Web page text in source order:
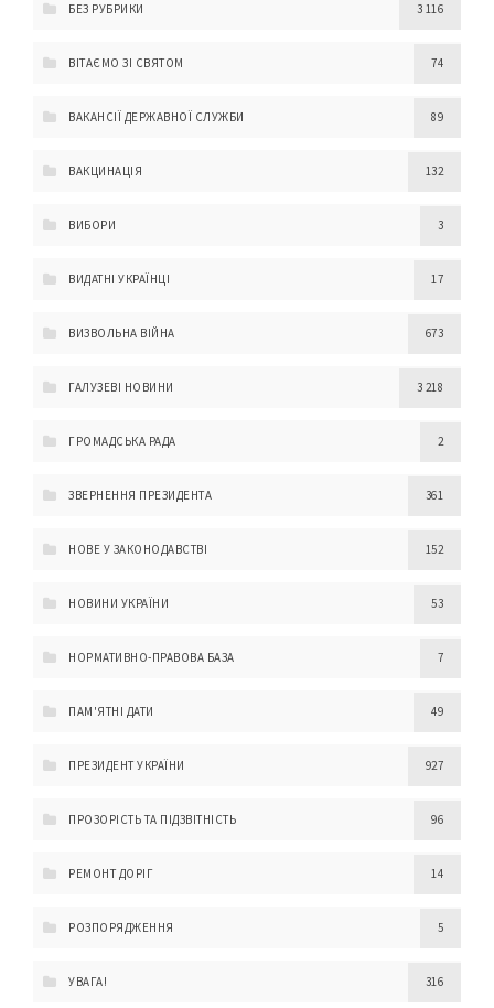
БЕЗ РУБРИКИ 3 116
ВІТАЄМО ЗІ СВЯТОМ 74
ВАКАНСІЇ ДЕРЖАВНОЇ СЛУЖБИ 89
ВАКЦИНАЦІЯ 132
ВИБОРИ 3
ВИДАТНІ УКРАЇНЦІ 17
ВИЗВОЛЬНА ВІЙНА 673
ГАЛУЗЕВІ НОВИНИ 3 218
ГРОМАДСЬКА РАДА 2
ЗВЕРНЕННЯ ПРЕЗИДЕНТА 361
НОВЕ У ЗАКОНОДАВСТВІ 152
НОВИНИ УКРАЇНИ 53
НОРМАТИВНО-ПРАВОВА БАЗА 7
ПАМ'ЯТНІ ДАТИ 49
ПРЕЗИДЕНТ УКРАЇНИ 927
ПРОЗОРІСТЬ ТА ПІДЗВІТНІСТЬ 96
РЕМОНТ ДОРІГ 14
РОЗПОРЯДЖЕННЯ 5
УВАГА! 316